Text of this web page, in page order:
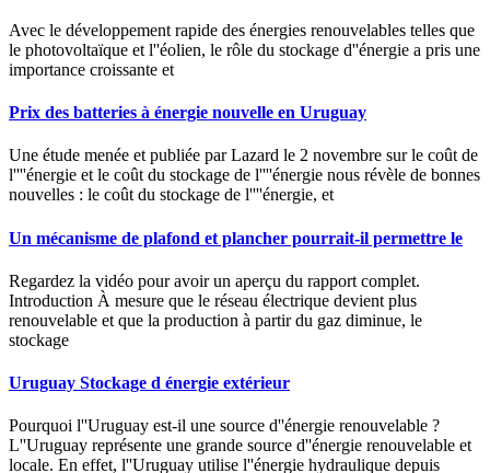
Avec le développement rapide des énergies renouvelables telles que
le photovoltaïque et l''éolien, le rôle du stockage d''énergie a pris une
importance croissante et
Prix des batteries à énergie nouvelle en Uruguay
Une étude menée et publiée par Lazard le 2 novembre sur le coût de
l''''énergie et le coût du stockage de l''''énergie nous révèle de bonnes
nouvelles : le coût du stockage de l''''énergie, et
Un mécanisme de plafond et plancher pourrait-il permettre le
Regardez la vidéo pour avoir un aperçu du rapport complet.
Introduction À mesure que le réseau électrique devient plus
renouvelable et que la production à partir du gaz diminue, le
stockage
Uruguay Stockage d énergie extérieur
Pourquoi l''Uruguay est-il une source d''énergie renouvelable ?
L''Uruguay représente une grande source d''énergie renouvelable et
locale. En effet, l''Uruguay utilise l''énergie hydraulique depuis